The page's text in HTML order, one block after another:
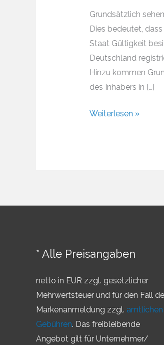
Grundsätzlich
Dies bedeutet,
Staat Gültigkeit
Deutschland
Hinzu kommen
des Inhabers in […]
Räumliche
Weiterlesen »
* Alle Preisangaben
netto in EUR zzgl. gesetzlicher
Mehrwertsteuer und für den Fall
Markenanmeldung zzgl. amtlichen
Gebühren. Das freibleibende
Angebot gilt für Unternehmer/